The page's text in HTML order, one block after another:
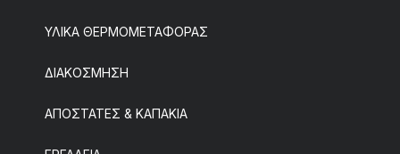
ΥΛΙΚΑ ΘΕΡΜΟΜΕΤΑΦΟΡΑΣ
ΔΙΑΚΟΣΜΗΣΗ
ΑΠΟΣΤΑΤΕΣ & ΚΑΠΑΚΙΑ